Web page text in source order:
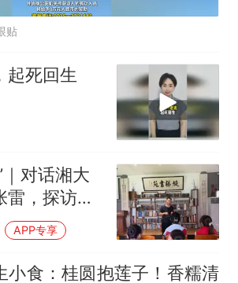
贴
起死回生
｜对话湘大
，探访旋
色薪火
APP专享
小食：桂圆抱莲子！香糯清